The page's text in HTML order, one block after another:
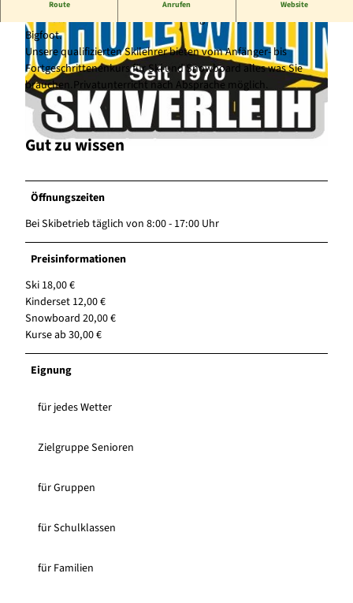
© Skischule Willingen, Jörg Schirmak | CC-BY-SA
© Skischule Willingen, Jörg Schirmak |
Route Anrufen Website
Wir bieten Ihnen moderne Ausrüstung für Ski, Snowboard und
Bigfoot.
Unsere qualifizierten Skilehrer bieten vom Anfänger- bis
Fortgeschrittenenkurs für Ski und Snowboard alles was Sie
brauchen.Privatunterricht nach Absprache möglich.
Gut zu wissen
Öffnungszeiten
Bei Skibetrieb täglich von 8:00 - 17:00 Uhr
Preisinformationen
Ski 18,00 €
Kinderset 12,00 €
Snowboard 20,00 €
Kurse ab 30,00 €
Eignung
für jedes Wetter
Zielgruppe Senioren
für Gruppen
für Schulklassen
für Familien